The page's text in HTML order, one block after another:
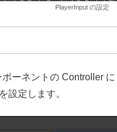
PlayerInput の設定
ーネントの Controller
設定します。